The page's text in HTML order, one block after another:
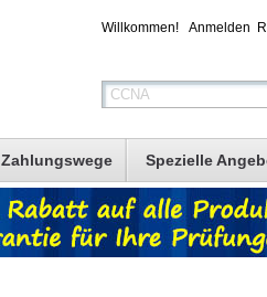
Willkommen! Anmelden
Zahlungswege Spezielle